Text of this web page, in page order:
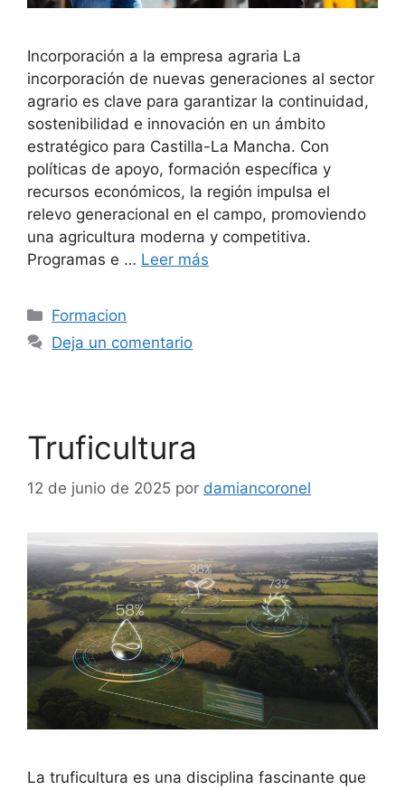
Incorporación a la empresa agraria La
incorporación de nuevas generaciones al sector
agrario es clave para garantizar la continuidad,
sostenibilidad e innovación en un ámbito
estratégico para Castilla-La Mancha. Con
políticas de apoyo, formación específica y
recursos económicos, la región impulsa el
relevo generacional en el campo, promoviendo
una agricultura moderna y competitiva.
Programas e … Leer más
Formacion
Deja un comentario
Truficultura
12 de junio de 2025 por damiancoronel
La truficultura es una disciplina fascinante que